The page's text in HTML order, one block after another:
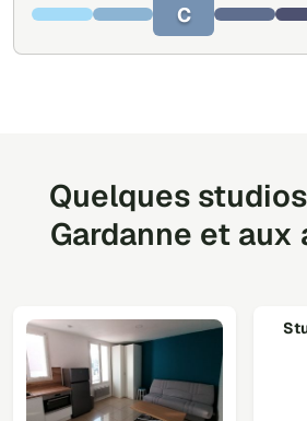
C
Quelques
Gardanne et aux